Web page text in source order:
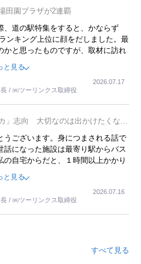
田園プラザが2連覇
、道の駅特集をすると、かならず
ンキング上位に顔をだしました。最
と思ったものですが、取材に訪れ
ら、興味深い話が次々が飛び出しま
思い出すことが２つあります。一つ
を見学させ、サービス業、接客業
とです。 もう一つは1800円もする
にあたり、社内に懸念もあったそう
ナンバーの高級外車が停まっている
ると確信したそうです。今回の記
と見る
/ ㈱ツーリンクス取締役
2026.07.17
」志向 大切なのは出かけたくなる
ございます。身につまされる話で
になった施設は最寄り駅からバス
自宅からだと、１時間以上かかり
う理由で、その施設を選択したので
事ででした。シニアの住まい選び
家族の足の便も考えない外池ない
と見る
/ ㈱ツーリンクス取締役
2026.07.16
すべて見る